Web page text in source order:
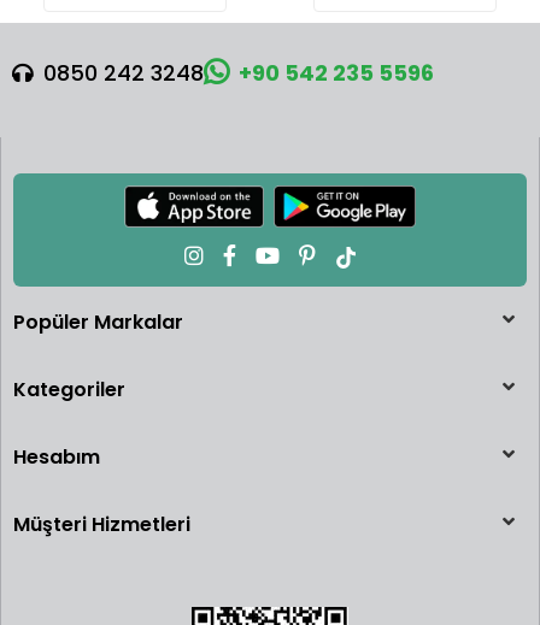
0850 242 3248 +90 542 235 5596
Popüler Markalar
Kategoriler
Hesabım
Müşteri Hizmetleri